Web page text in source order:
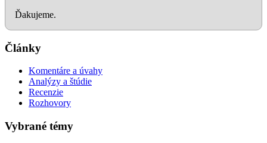
Ďakujeme.
Články
Komentáre a úvahy
Analýzy a štúdie
Recenzie
Rozhovory
Vybrané témy